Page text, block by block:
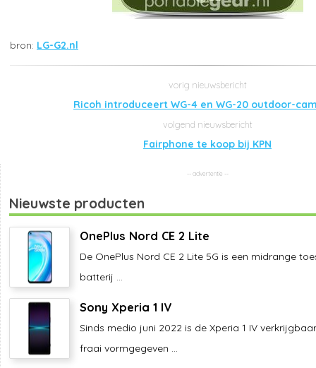
LG-G2.nl
Ricoh introduceert WG-4 en WG-20 outdoor-
Fairphone te koop bij KPN
Nieuwste producten
OnePlus Nord CE 2 Lite
De OnePlus Nord CE 2 Lite 5G is een midrange
batterij ...
Sony Xperia 1 IV
Sinds medio juni 2022 is de Xperia 1 IV
fraai vormgegeven ...